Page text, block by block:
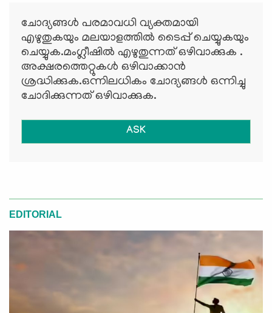
ചോദ്യങ്ങള്‍ പരമാവധി വ്യക്തമായി
എഴുതുകയും മലയാളത്തില്‍ ടൈപ്പ് ചെയ്യുകയും
ചെയ്യുക.മംഗ്ലീഷില്‍ എഴുതുന്നത് ഒഴിവാക്കുക .
അക്ഷരത്തെറ്റുകള്‍ ഒഴിവാക്കാന്‍
ശ്രദ്ധിക്കുക.ഒന്നിലധികം ചോദ്യങ്ങള്‍ ഒന്നിച്ചു
ചോദിക്കുന്നത് ഒഴിവാക്കുക.
ASK
EDITORIAL